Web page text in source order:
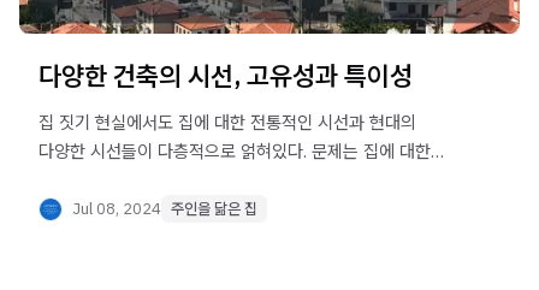
다양한 건축의 시선, 고유성과 특이성
집 짓기 현실에서도 집에 대한 전통적인 시선과 현대의
다양한 시선들이 다층적으로 얽혀있다. 문제는 집에 대한
것이 문제이다.
Jul 08, 2024 주인을 닮은 집